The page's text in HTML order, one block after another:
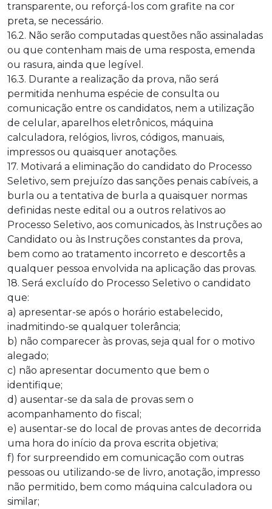
transparente, ou reforçá-los com grafite na cor
preta, se necessário.
16.2. Não serão computadas questões não assinaladas
ou que contenham mais de uma resposta, emenda
ou rasura, ainda que legível.
16.3. Durante a realização da prova, não será
permitida nenhuma espécie de consulta ou
comunicação entre os candidatos, nem a utilização
de celular, aparelhos eletrônicos, máquina
calculadora, relógios, livros, códigos, manuais,
impressos ou quaisquer anotações.
17. Motivará a eliminação do candidato do Processo
Seletivo, sem prejuízo das sanções penais cabíveis, a
burla ou a tentativa de burla a quaisquer normas
definidas neste edital ou a outros relativos ao
Processo Seletivo, aos comunicados, às Instruções ao
Candidato ou às Instruções constantes da prova,
bem como ao tratamento incorreto e descortês a
qualquer pessoa envolvida na aplicação das provas.
18. Será excluído do Processo Seletivo o candidato
que:
a) apresentar-se após o horário estabelecido,
inadmitindo-se qualquer tolerância;
b) não comparecer às provas, seja qual for o motivo
alegado;
c) não apresentar documento que bem o
identifique;
d) ausentar-se da sala de provas sem o
acompanhamento do fiscal;
e) ausentar-se do local de provas antes de decorrida
uma hora do início da prova escrita objetiva;
f) for surpreendido em comunicação com outras
pessoas ou utilizando-se de livro, anotação, impresso
não permitido, bem como máquina calculadora ou
similar;